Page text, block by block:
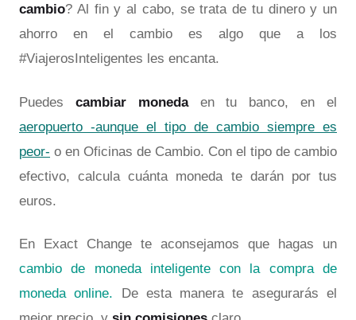
cambio? Al fin y al cabo, se trata de tu dinero y un
ahorro en el cambio es algo que a los
#ViajerosInteligentes les encanta.
Puedes cambiar monedaen tu banco, en el
aeropuerto -aunque el tipo de cambio siempre es
peor- o en Oficinas de Cambio. Con el tipo de cambio
efectivo, calcula cuánta moneda te darán por tus
euros.
En Exact Change te aconsejamos que hagas un
cambio de moneda inteligente con la compra de
moneda online.
De esta manera te asegurarás el